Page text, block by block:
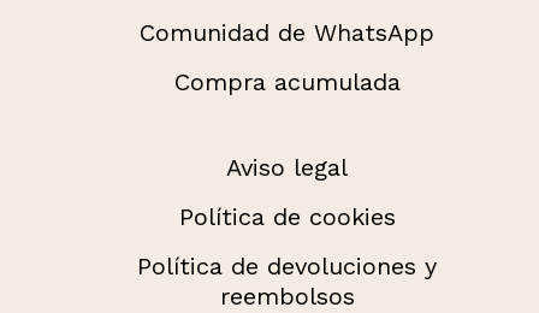
Comunidad de WhatsApp
Compra acumulada
Aviso legal
Política de cookies
Política de devoluciones y
reembolsos